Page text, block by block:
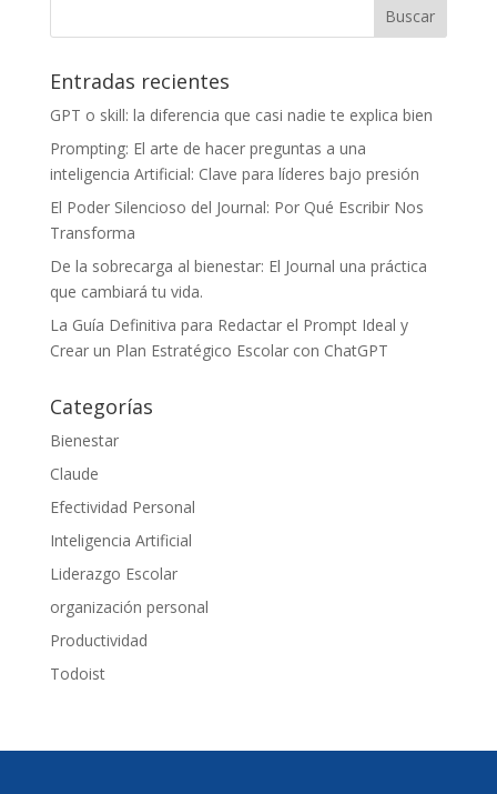
Entradas recientes
GPT o skill: la diferencia que casi nadie te explica bien
Prompting: El arte de hacer preguntas a una
inteligencia Artificial: Clave para líderes bajo presión
El Poder Silencioso del Journal: Por Qué Escribir Nos
Transforma
De la sobrecarga al bienestar: El Journal una práctica
que cambiará tu vida.
La Guía Definitiva para Redactar el Prompt Ideal y
Crear un Plan Estratégico Escolar con ChatGPT
Categorías
Bienestar
Claude
Efectividad Personal
Inteligencia Artificial
Liderazgo Escolar
organización personal
Productividad
Todoist